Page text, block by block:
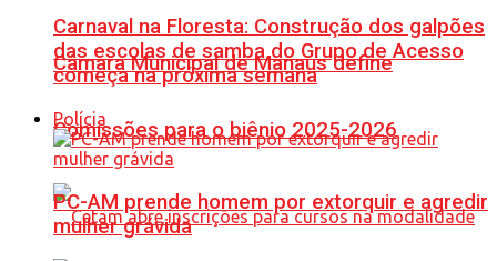
Câmara Municipal de Manaus define
Comissões para o biênio 2025-2026
Carnaval na Floresta: Construção dos galpões
das escolas de samba do Grupo de Acesso
começa na próxima semana
Polícia
PC-AM prende homem por extorquir e agredir
mulher grávida